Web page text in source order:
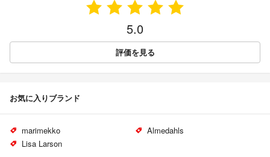
5.0
評価を見る
お気に入りブランド
marimekko
Almedahls
Lisa Larson